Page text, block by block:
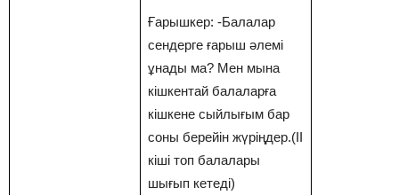
Ғарышкер: -Балалар
сендерге ғарыш әлемі
ұнады ма? Мен мына
кішкентай балаларға
кішкене сыйлығым бар
соны берейін жүріңдер.(II
кіші топ балалары
шығып кетеді)